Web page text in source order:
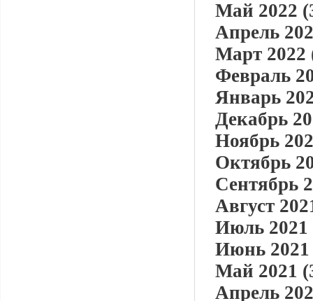
Май 2022
Апрель
Март 2022
Февраль
Январь
Декабрь
Ноябрь
Октябрь
Сентябрь
Август
Июль 2021
Июнь 2021
Май 2021
Апрель